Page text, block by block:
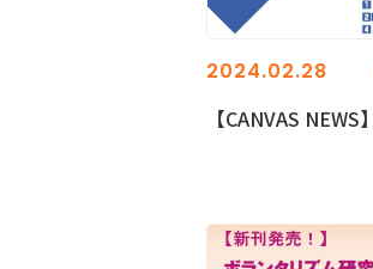
2024.02.28
【CANVAS